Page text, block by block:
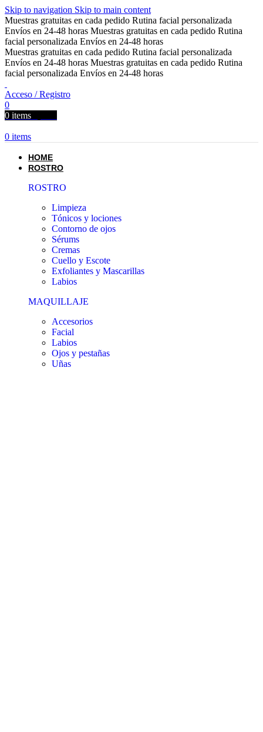
Skip to navigation Skip to main content
Muestras gratuitas en cada pedido Rutina facial personalizada
Envíos en 24-48 horas Muestras gratuitas en cada pedido Rutina
facial personalizada Envíos en 24-48 horas
Muestras gratuitas en cada pedido Rutina facial personalizada
Envíos en 24-48 horas Muestras gratuitas en cada pedido Rutina
facial personalizada Envíos en 24-48 horas
Acceso / Registro
0
0 items
0 items
HOME
ROSTRO
ROSTRO
Limpieza
Tónicos y lociones
Contorno de ojos
Sérums
Cremas
Cuello y Escote
Exfoliantes y Mascarillas
Labios
MAQUILLAJE
Accesorios
Facial
Labios
Ojos y pestañas
Uñas